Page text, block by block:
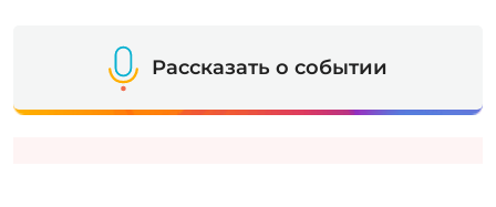
Рассказать о событии